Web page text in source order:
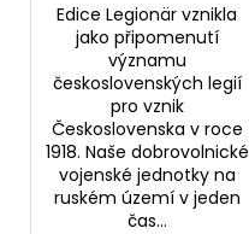
Edice Legionär vznikla
jako připomenutí
významu
československých legií
pro vznik
Československa v roce
1918. Naše dobrovolnické
vojenské jednotky na
ruském území v jeden
čas...